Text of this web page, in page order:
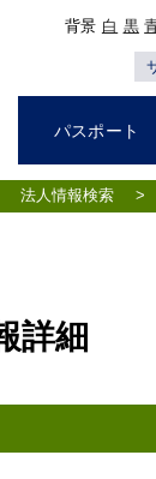
背景 白 黒
パスポート
法人情報検索 >
詳細